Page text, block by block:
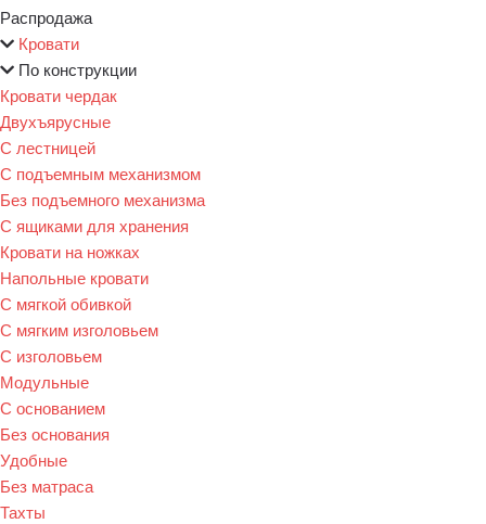
Распродажа
Кровати
По конструкции
Кровати чердак
Двухъярусные
С лестницей
С подъемным механизмом
Без подъемного механизма
С ящиками для хранения
Кровати на ножках
Напольные кровати
С мягкой обивкой
С мягким изголовьем
С изголовьем
Модульные
С основанием
Без основания
Удобные
Без матраса
Тахты